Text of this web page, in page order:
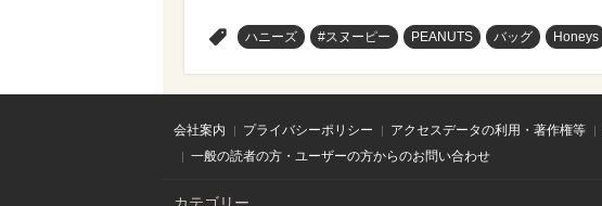
ハニーズ #スヌーピー PEANUTS バッグ Honeys
会社案内 プライバシーポリシー アクセスデータの利用・著作権等
一般の読者の方・ユーザーの方からのお問い合わせ